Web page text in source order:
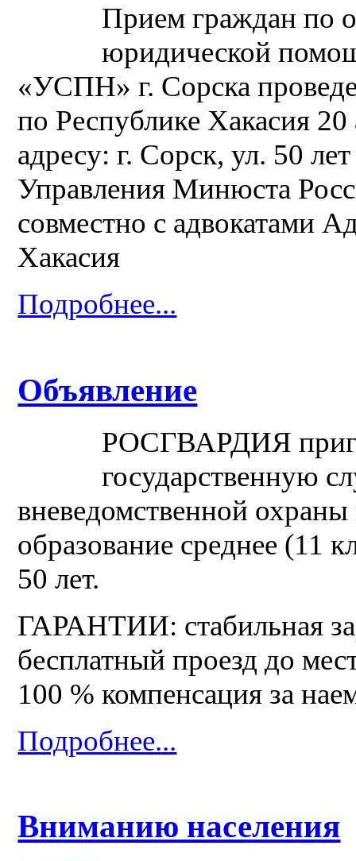
Прием граждан по
юридической
«УСПН» г. Сорска
по Республике Хакасия 20
адресу: г. Сорск, ул. 50
Управления Минюста
совместно с адвокатами
Хакасия
Подробнее...
Объявление
РОСГВАРДИЯ
государственную
вневедомственной
образование среднее (11
50 лет.
ГАРАНТИИ: стабильная
бесплатный проезд до
100 % компенсация за
Подробнее...
Вниманию населения